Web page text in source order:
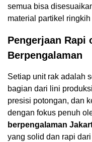
semua bisa
material partikel
Pengerjaan Rapi
Berpengalaman
Setiap unit rak adalah
bagian dari lini
presisi potongan, dan
dengan fokus penuh
berpengalaman
yang solid dan rapi